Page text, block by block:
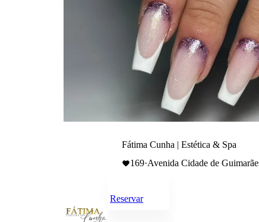
Fátima Cunha | Estética & Spa
169·Avenida Cidade de
Reservar